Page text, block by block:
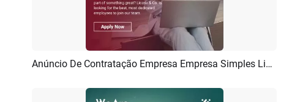
Pré-visualizar Criar IA Anúncio De Contratação Empresa Empresa Simples Linkedin